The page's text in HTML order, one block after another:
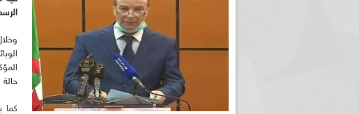
حالة لكل 100 ألف نسمة